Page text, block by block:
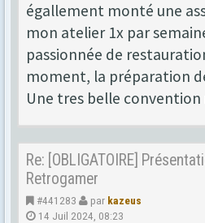
égallement monté une
mon atelier 1x par
passionnée de
moment, la préparation
Une tres belle
Re: [OBLIGATOIRE]
Retrogamer
#441283 par kazeus
14 Juil 2024, 08:23